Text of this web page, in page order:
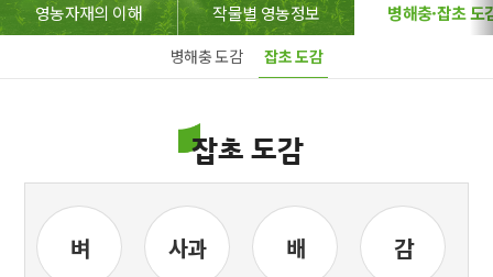
영농자재의 이해 작물별 영농정보 병해충·잡초 도
병해충 도감 잡초 도감
잡초 도감
벼 사과 배 감